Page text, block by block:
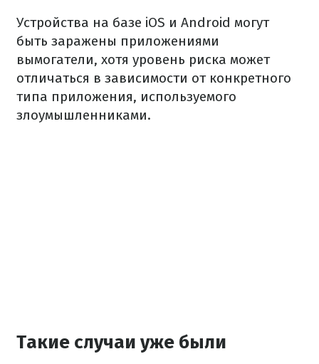
Устройства на базе iOS и Android могут
быть заражены приложениями
вымогатели, хотя уровень риска может
отличаться в зависимости от конкретного
типа приложения, используемого
злоумышленниками.
Такие случаи уже были